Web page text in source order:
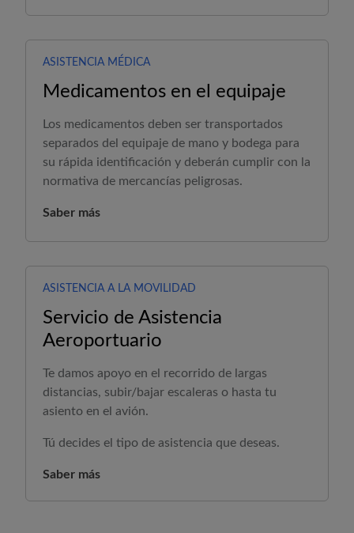
ASISTENCIA MÉDICA
Medicamentos en el equipaje
Los medicamentos deben ser transportados
separados del equipaje de mano y bodega para
su rápida identificación y deberán cumplir con la
normativa de mercancías peligrosas.
Saber más
ASISTENCIA A LA MOVILIDAD
Servicio de Asistencia
Aeroportuario
Te damos apoyo en el recorrido de largas
distancias, subir/bajar escaleras o hasta tu
asiento en el avión.
Tú decides el tipo de asistencia que deseas.
Saber más